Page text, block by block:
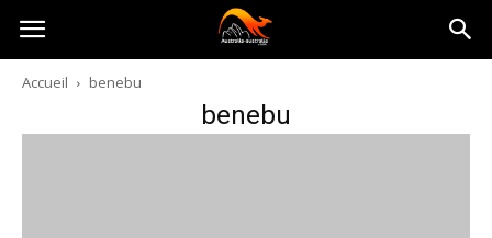
Australia-
australie.com
Accueil benebu
benebu